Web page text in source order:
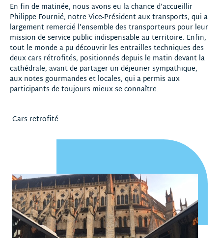
En fin de matinée, nous avons eu la chance d’accueillir
Philippe Fournié, notre Vice-Président aux transports, qui a
largement remercié l'ensemble des transporteurs pour leur
mission de service public indispensable au territoire. Enfin,
tout le monde a pu découvrir les entrailles techniques des
deux cars rétrofités, positionnés depuis le matin devant la
cathédrale, avant de partager un déjeuner sympathique,
aux notes gourmandes et locales, qui a permis aux
participants de toujours mieux se connaître.
Cars retrofité